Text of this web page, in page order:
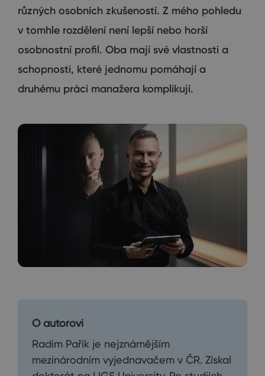
různých osobních zkušeností. Z mého pohledu
v tomhle rozdělení není lepší nebo horší
osobnostní profil. Oba mají své vlastnosti a
schopnosti, které jednomu pomáhají a
druhému práci manažera komplikují.
O autorovi
Radim Pařík je nejznámějším
mezinárodním vyjednavačem v ČR. Získal